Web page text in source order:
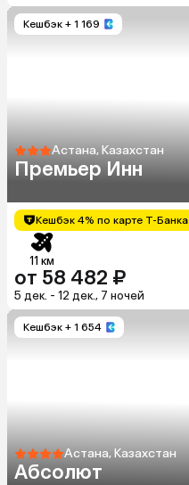
Кешбэк + 1 169
Астана, Казахстан
Премьер Инн
Кешбэк 4% по карте Т-Банка
11 км
от 58 482 ₽
5 дек. - 12 дек., 7 ночей
Кешбэк + 1 654
Астана, Казахстан
Абсолют